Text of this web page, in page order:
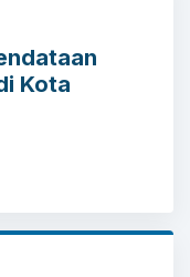
kebijakan,
lebih tepat
Kota